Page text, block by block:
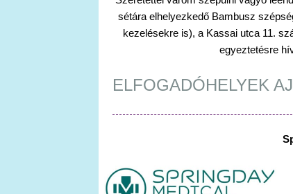
sétára elhelyezkedő Bambusz
kezelésekre is), a Kassai utca 11.
egyeztetésre
ELFOGADÓHELYEK